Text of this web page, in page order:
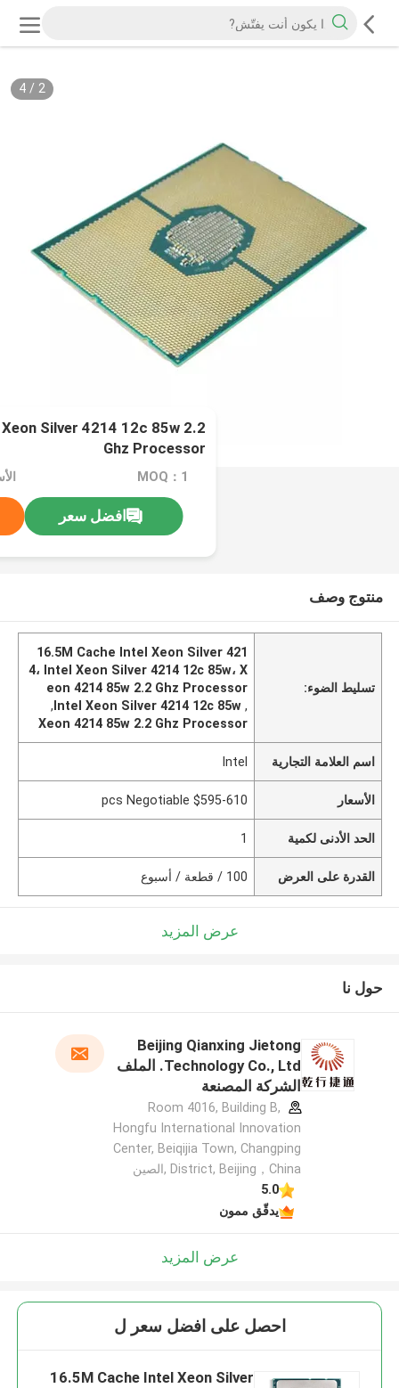
2
/
4
Silver 4214 12c 85w 2.2
Ghz Processor
MOQ：1
افضل سعر
منتوج وصف
تسليط الضوء:
16.5M Cache Intel Xeon Silver 421
4، Intel Xeon Silver 4214 12c 85w، X
eon 4214 85w 2.2 Ghz Processor
,
Intel Xeon Silver 4214 12c 85w
,
Xeon 4214 85w 2.2 Ghz Processor
اسم العلامة التجارية Intel
الأسعار $595-610 pcs Negotiable
الحد الأدنى لكمية 1
القدرة على العرض 100 / قطعة / أسبوع
عرض المزيد
حول نا
Beijing Qianxing Jietong
Technology Co., Ltd. الملف
الشركة المصنعة
Room 4016, Building B,
Hongfu International Innovation
Center, Beiqijia Town, Changping
District, Beijing，China ,الصين
5.0
يدقّق ممون
عرض المزيد
احصل على افضل سعر ل
16.5M Cache Intel Xeon Silver